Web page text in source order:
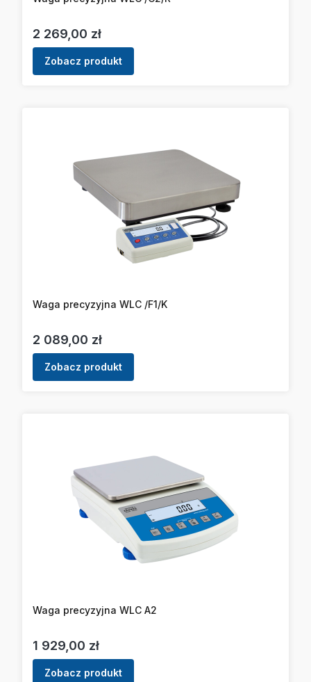
Cena
2 269,00 zł
Zobacz produkt
Waga precyzyjna WLC /F1/K
Cena
2 089,00 zł
Zobacz produkt
Waga precyzyjna WLC A2
Cena
1 929,00 zł
Zobacz produkt